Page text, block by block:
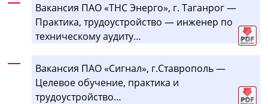
Вакансия ПАО «ТНС Энерго», г. Таганрог —
Практика, трудоустройство — инженер по
техническому аудиту…
Вакансия ПАО «Сигнал», г.Ставрополь —
Целевое обучение, практика и
трудоустройство…